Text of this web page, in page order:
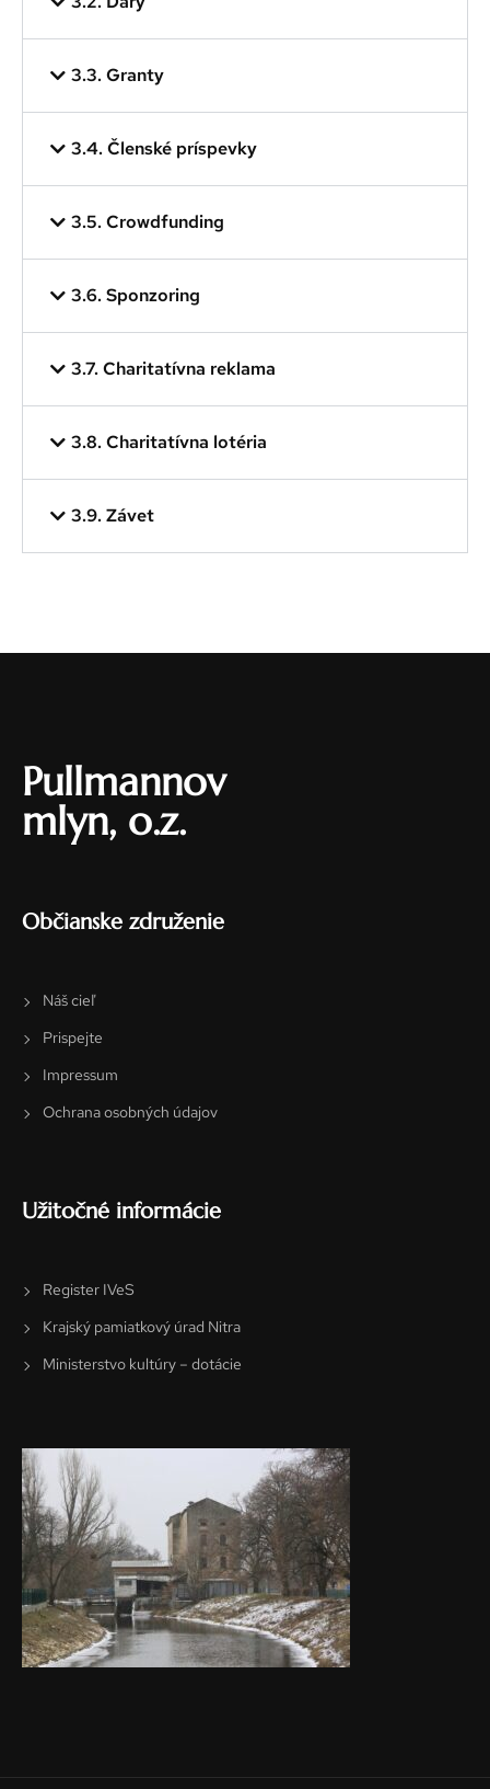
3.3. Granty
3.4. Členské príspevky
3.5. Crowdfunding
3.6. Sponzoring
3.7. Charitatívna reklama
3.8. Charitatívna lotéria
3.9. Závet
Pullmannov
mlyn, o.z.
Občianske združenie
Náš cieľ
Prispejte
Impressum
Ochrana osobných údajov
Užitočné informácie
Register IVeS
Krajský pamiatkový úrad Nitra
Ministerstvo kultúry – dotácie